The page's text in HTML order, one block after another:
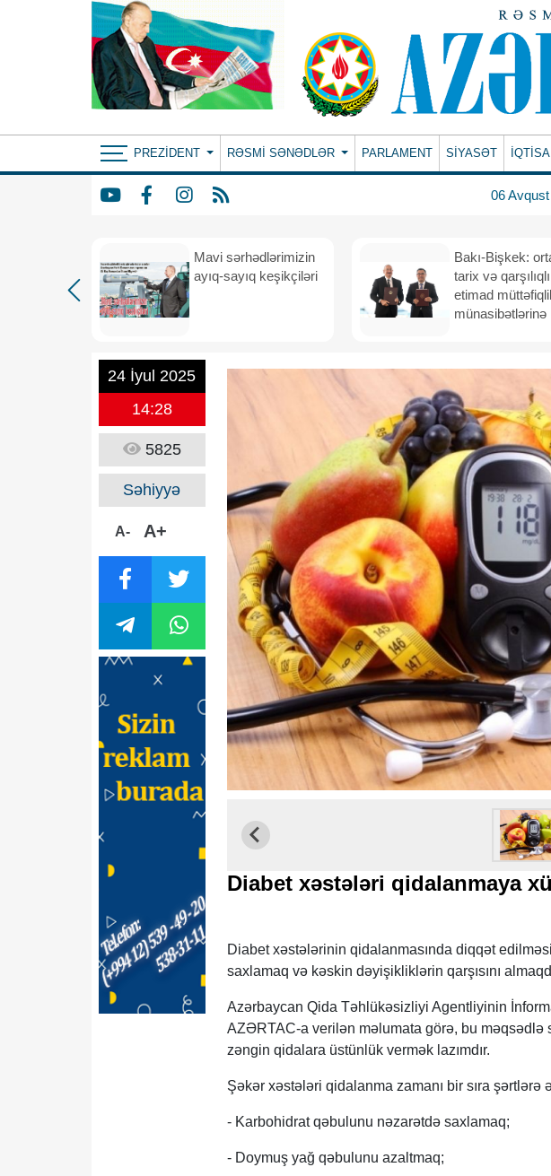
PREZIDENT RƏSMI SƏNƏDLƏR PARLAMENT SİYASƏT
06
Mavi sərhədlərimizin
ayıq-sayıq keşikçiləri
Bakı-Bişkek:
tarix və qarşılıqlı
etimad
münasibətlərinə
24 İyul 2025
14:28
5825
Səhiyyə
A- A+
Diabet xəstələri qidalanmaya
Diabet xəstələrinin qidalanmasında diqqət
saxlamaq və kəskin dəyişikliklərin qarşısını
Azərbaycan Qida Təhlükəsizliyi Agentliyinin
AZƏRTAC-a verilən məlumata görə, bu
zəngin qidalara üstünlük vermək lazımdır.
Şəkər xəstələri qidalanma zamanı bir sıra şərtlərə
- Karbohidrat qəbulunu nəzarətdə saxlamaq;
- Doymuş yağ qəbulunu azaltmaq;